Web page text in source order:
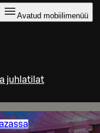
Avatud mobiilimenüü
juhlatilat